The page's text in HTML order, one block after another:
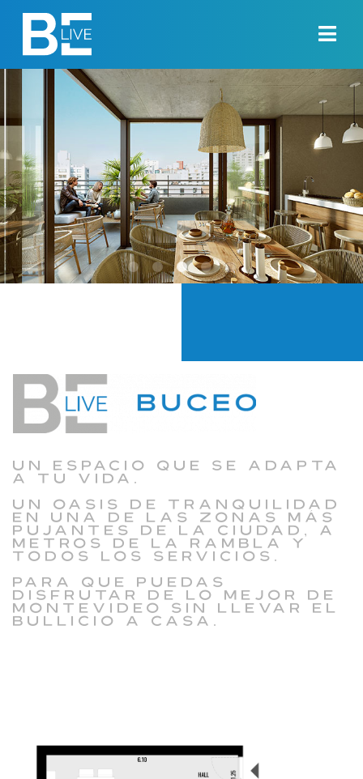
Un espacio que se adapta
a tu vida.
Un oasis de tranquilidad
en una de las zonas más
pujantes de la ciudad, a
metros de la Rambla y
todos los servicios.
Para que puedas
disfrutar de lo mejor de
Montevideo sin llevar el
bullicio a casa.